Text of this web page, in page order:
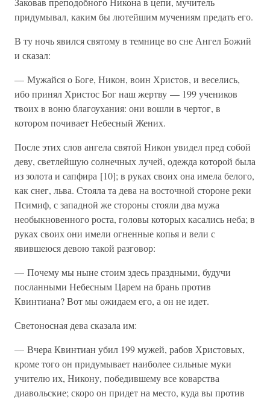
придумывал, каким бы лютейшим мучениям предать его.
В ту ночь явился святому в темнице во сне Ангел Божий
и сказал:
— Мужайся о Боге, Никон, воин Христов, и веселись,
ибо принял Христос Бог наш жертву — 199 учеников
твоих в воню благоухания: они вошли в чертог, в
котором почивает Небесный Жених.
После этих слов ангела святой Никон увидел пред собой
деву, светлейшую солнечных лучей, одежда которой была
из золота и сапфира [10]; в руках своих она имела белого,
как снег, льва. Стояла та дева на восточной стороне реки
Псимиф, с западной же стороны стояли два мужа
необыкновенного роста, головы которых касались неба; в
руках своих они имели огненные копья и вели с
явившеюся девою такой разговор:
— Почему мы ныне стоим здесь праздными, будучи
посланными Небесным Царем на брань против
Квинтиана? Вот мы ожидаем его, а он не идет.
Светоносная дева сказала им:
— Вчера Квинтиан убил 199 мужей, рабов Христовых,
кроме того он придумывает наиболее сильные муки
учителю их, Никону, победившему все коварства
диавольские; скоро он придет на место, куда вы против